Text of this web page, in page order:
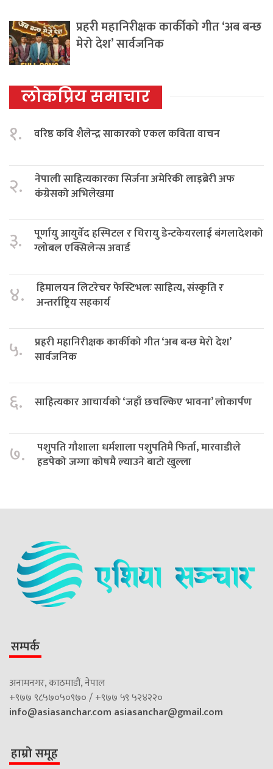
प्रहरी महानिरीक्षक कार्कीको गीत ‘अब बन्छ
मेरो देश’ सार्वजनिक
लोकप्रिय समाचार
१. वरिष्ठ कवि शैलेन्द्र साकारको एकल कविता वाचन
२.
नेपाली साहित्यकारका सिर्जना अमेरिकी लाइब्रेरी अफ
कंग्रेसको अभिलेखमा
३.
पूर्णायु आयुर्वेद हस्पिटल र चिरायु डेन्टकेयरलाई बंगलादेशको
ग्लोबल एक्सिलेन्स अवार्ड
४.
हिमालयन लिटरेचर फेस्टिभलः साहित्य, संस्कृति र
अन्तर्राष्ट्रिय सहकार्य
५.
प्रहरी महानिरीक्षक कार्कीको गीत ‘अब बन्छ मेरो देश’
सार्वजनिक
६. साहित्यकार आचार्यको ‘जहाँ छचल्किए भावना’ लोकार्पण
७.
पशुपति गौशाला धर्मशाला पशुपतिमै फिर्ता, मारवाडीले
हडपेको जग्गा कोषमै ल्याउने बाटो खुल्ला
सम्पर्क
अनामनगर, काठमाडौं, नेपाल
+९७७ ९८५७०५०९७० / +९७७ ५९ ५२४२२०
info@asiasanchar.com asiasanchar@gmail.com
हाम्रो समूह